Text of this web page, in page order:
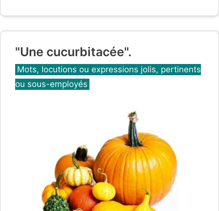
"Une cucurbitacée".
Catégories
Mots, locutions ou expressions jolis, pertinents
ou sous-employés